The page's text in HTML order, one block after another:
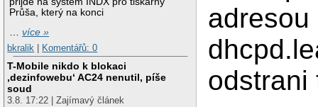
Průša, který na konci
…více »
bkralik | Komentářů: 0
T-Mobile nikdo k blokaci
‚dezinfowebu‘ AC24 nenutil, píše
soud
3.8. 17:22 | Zajímavý článek
adresou
odstrani